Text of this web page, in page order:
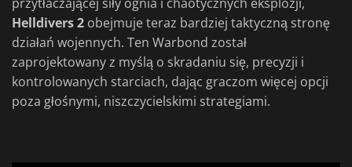
Helldivers 2 obejmuje teraz bardziej taktyczną stronę
działań wojennych. Ten Warbond został
zaprojektowany z myślą o skradaniu się, precyzji i
kontrolowanych starciach, dając graczom więcej opcji
poza głośnymi, niszczycielskimi strategiami.